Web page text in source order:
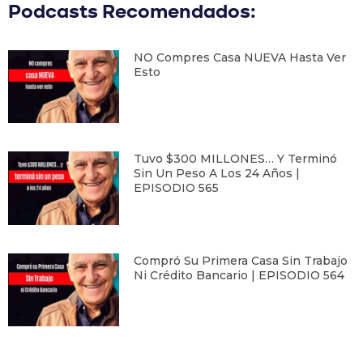
Podcasts Recomendados:
NO Compres Casa NUEVA Hasta Ver
Esto
Tuvo $300 MILLONES… Y Terminó
Sin Un Peso A Los 24 Años |
EPISODIO 565
Compró Su Primera Casa Sin Trabajo
Ni Crédito Bancario | EPISODIO 564